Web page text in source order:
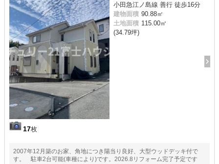
17枚
小田急江ノ島線 善行 徒歩16分
建物面積 90.88㎡
土地面積 115.00㎡
(34.79坪)
2007年12月築のお家、角地につき陽当り良好、大型ウッドデッキ付で
す。 駐車2台可能(車種により)です。2026.8リフォーム完了予定です